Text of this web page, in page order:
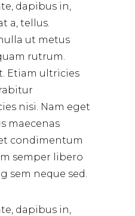
dapibus in,
a, tellus.
ut metus
rutrum.
Etiam ultricies
nisi. Nam eget
maecenas
condimentum
semper libero
sem neque sed.
dapibus in,